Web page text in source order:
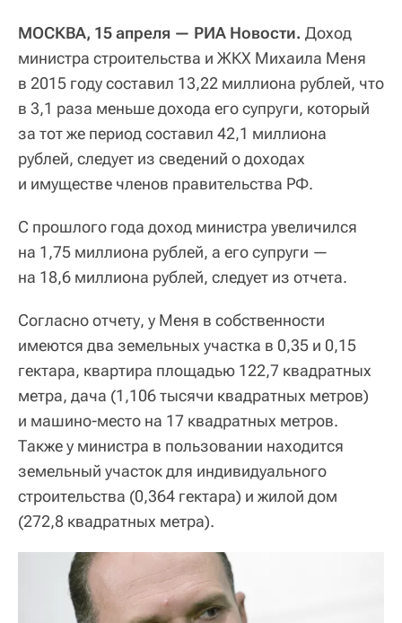
МОСКВА, 15 апреля — РИА Новости. Доход
министра строительства и ЖКХ Михаила Меня
в 2015 году составил 13,22 миллиона рублей, что
в 3,1 раза меньше дохода его супруги, который
за тот же период составил 42,1 миллиона
рублей, следует из сведений о доходах
и имуществе членов правительства РФ.
С прошлого года доход министра увеличился
на 1,75 миллиона рублей, а его супруги —
на 18,6 миллиона рублей, следует из отчета.
Согласно отчету, у Меня в собственности
имеются два земельных участка в 0,35 и 0,15
гектара, квартира площадью 122,7 квадратных
метра, дача (1,106 тысячи квадратных метров)
и машино-место на 17 квадратных метров.
Также у министра в пользовании находится
земельный участок для индивидуального
строительства (0,364 гектара) и жилой дом
(272,8 квадратных метра).